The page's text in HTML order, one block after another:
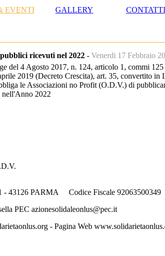
EVENTI GALLERY CONTATTI
ricevuti nel 2022 - Venerdi 17 Febbraio
del 4 Agosto 2017, n. 124, articolo 1, commi
2019 (Decreto Crescita), art. 35, convertito in
le Associazioni no Profit (O.D.V.) di
nell'Anno 2022
- 43126 PARMA Codice Fiscale 92063500349
PEC azionesolidaleonlus@pec.it
- Pagina Web